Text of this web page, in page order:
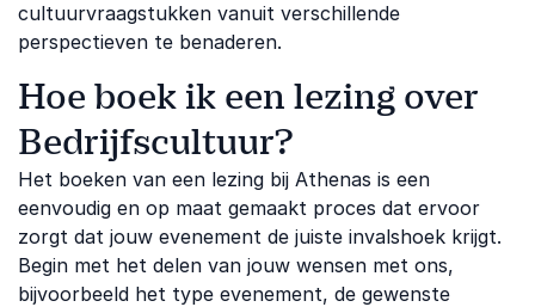
cultuurvraagstukken vanuit verschillende
perspectieven te benaderen.
Hoe boek ik een lezing over
Bedrijfscultuur?
Het boeken van een lezing bij Athenas is een
eenvoudig en op maat gemaakt proces dat ervoor
zorgt dat jouw evenement de juiste invalshoek krijgt.
Begin met het delen van jouw wensen met ons,
bijvoorbeeld het type evenement, de gewenste